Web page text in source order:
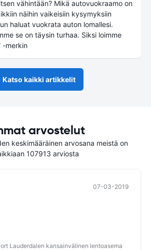
vähintään? Mikä autovuokraamo on
näihin vaikeisiin kysymyksiin
haluat vuokrata auton lomallesi.
se on täysin turhaa. Siksi loimme
-merkin
Katso kaikki artikkelit
arvostelut
keskimääräinen arvosana meistä on
107913 arviosta
07-03-2019
Lauderdalen kansainvälinen lentoasema